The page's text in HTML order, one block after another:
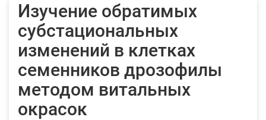
Изучение обратимых
субстациональных
изменений в клетках
семенников дрозофилы
методом витальных
окрасок